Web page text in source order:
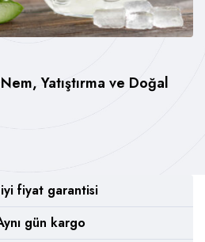
Yatıştırma ve Doğal
iyi fiyat garantisi
gün kargo